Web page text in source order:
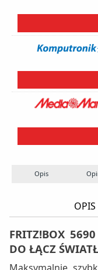
Opis
FRITZ!BOX
DO ŁĄCZ